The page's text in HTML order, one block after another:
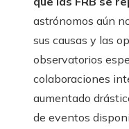
astrónomos aún
sus causas y las
observatorios
colaboraciones
aumentado
de eventos